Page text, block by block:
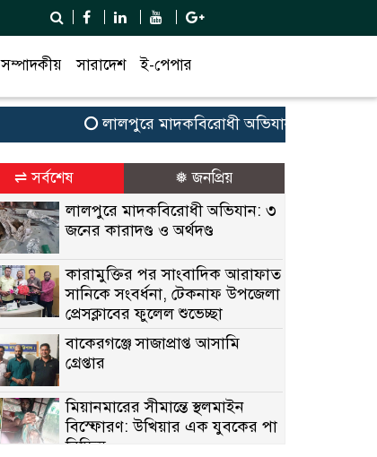
সম্পাদকীয় সারাদেশ ই-পেপার
লালপুরে মাদকবিরোধী অভিযান: ৩ জনের
⇌ সর্বশেষ ❅ জনপ্রিয়
লালপুরে মাদকবিরোধী অভিযান: ৩
জনের কারাদণ্ড ও অর্থদণ্ড
কারামুক্তির পর সাংবাদিক আরাফাত
সানিকে সংবর্ধনা, টেকনাফ উপজেলা
প্রেসক্লাবের ফুলেল শুভেচ্ছা
বাকেরগঞ্জে সাজাপ্রাপ্ত আসামি
গ্রেপ্তার
মিয়ানমারের সীমান্তে স্থলমাইন
বিস্ফোরণ: উখিয়ার এক যুবকের পা
বিচ্ছিন্ন